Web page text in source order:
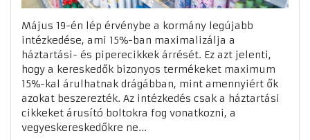
Május 19-én lép érvénybe a kormány legújabb
intézkedése, ami 15%-ban maximalizálja a
háztartási- és piperecikkek árrését. Ez azt jelenti,
hogy a kereskedők bizonyos termékeket maximum
15%-kal árulhatnak drágábban, mint amennyiért ők
azokat beszerezték. Az intézkedés csak a háztartási
cikkeket árusító boltokra fog vonatkozni, a
vegyeskereskedőkre ne...